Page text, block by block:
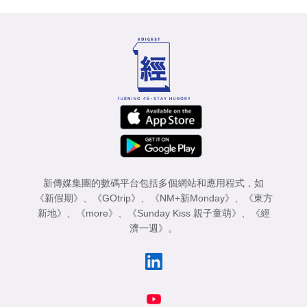
新傳媒集團的數碼平台包括多個網站和應用程式，如
《新假期》 、 《GOtrip》 、 《NM+新Monday》 、
《東方
新地》 、 《more》 、 《Sunday Kiss 親子童萌》 、
《經
濟一週》 。